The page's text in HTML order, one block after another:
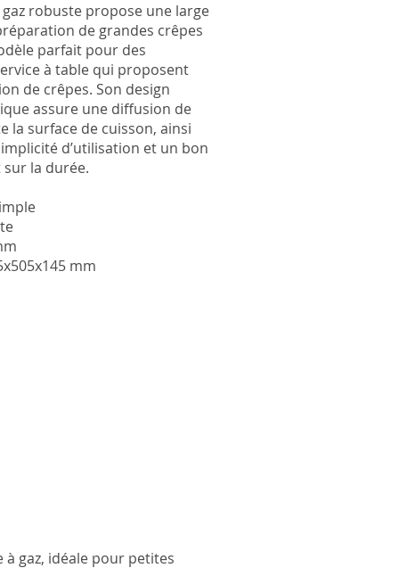
crepe machine is great for
or mobile catering. It
custom made burner and a
iron plate that guarantees
for perfect crepes
1
mm
robuste propose une large
de grandes crêpes
parfait pour des
à table qui proposent
de crêpes. Son design
assure une diffusion de
la surface de cuisson, ainsi
d’utilisation et un bon
la durée.
mm
à gaz, idéale pour petites